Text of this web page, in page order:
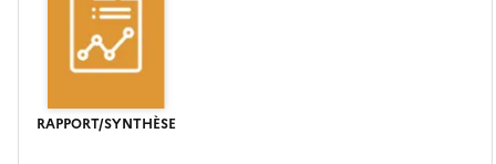
RAPPORT/SYNTHÈSE